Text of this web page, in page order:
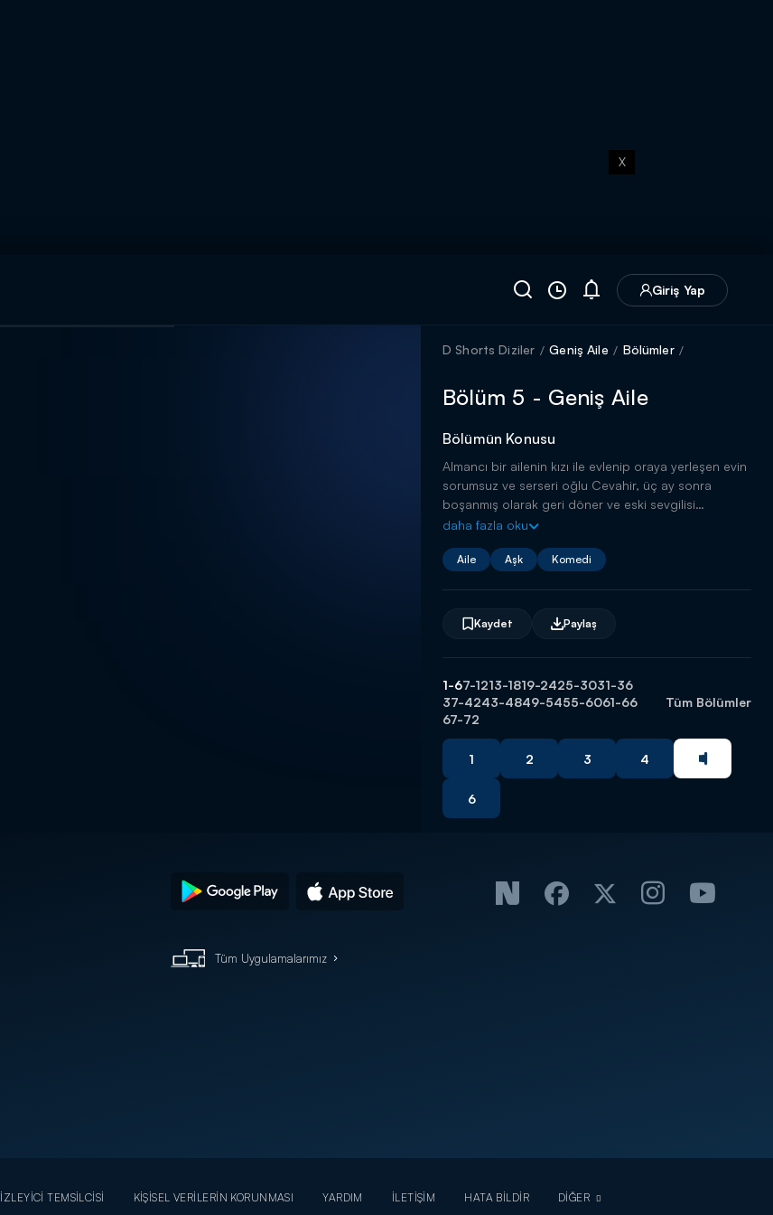
X
Giriş Yap
D Shorts Diziler Geniş Aile Bölümler
Bölüm 5 - Geniş Aile
Bölümün Konusu
Almancı bir ailenin kızı ile evlenip oraya yerleşen evin
sorumsuz ve serseri oğlu Cevahir, üç ay sonra
boşanmış olarak geri döner ve eski sevgilisi
Şükufe’nin ezeli düşmanı Koyu Bilal ile birlikte
daha fazla oku
Aile Aşk Komedi
Kaydet Paylaş
1-67-1213-1819-2425-3031-36
37-4243-4849-5455-6061-66
67-72
Tüm Bölümler
1 2 3 4
6
Tüm Uygulamalarımız
İZLEYİCİ TEMSİLCİSİ KİŞİSEL VERİLERİN KORUNMASI YARDIM İLETİŞİM HATA BİLDİR DİĞER